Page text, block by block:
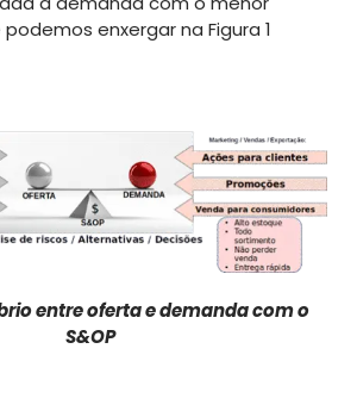
enxergar na Figura 1
entre oferta e demanda com o
S&OP